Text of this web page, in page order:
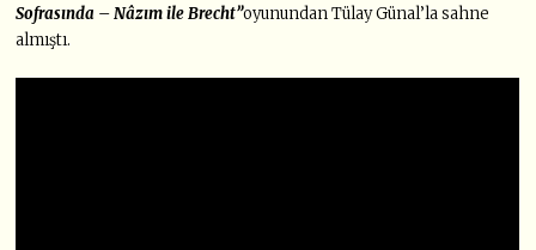
Sofrasında – Nâzım ile Brecht”oyunundan Tülay Günal’la sahne
almıştı.